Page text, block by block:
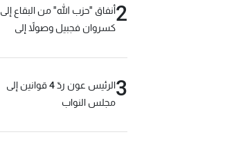
2أنفاق "حزب الله" من البقاع إلى
كسروان فجبيل وصولاً إلى
3
الرئيس عون ردّ 4 قوانين إلى
مجلس النواب